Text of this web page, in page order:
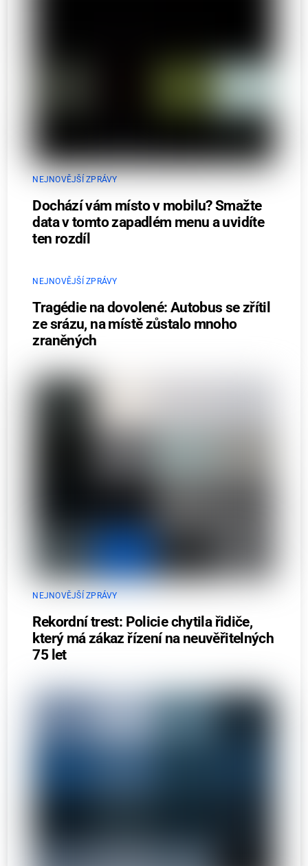
NEJNOVĚJŠÍ ZPRÁVY
Dochází vám místo v mobilu? Smažte
data v tomto zapadlém menu a uvidíte
ten rozdíl
NEJNOVĚJŠÍ ZPRÁVY
Tragédie na dovolené: Autobus se zřítil
ze srázu, na místě zůstalo mnoho
zraněných
NEJNOVĚJŠÍ ZPRÁVY
Rekordní trest: Policie chytila řidiče,
který má zákaz řízení na neuvěřitelných
75 let